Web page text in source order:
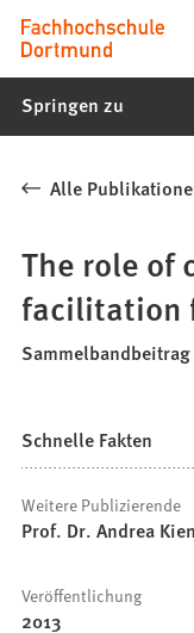
Inhalt anspringen
Dortmund
-
Bewerbung
Springen zu
Alle
The role of
facilitation
Sammelbandbeitrag
Schnelle Fakten
Weitere Publizierende
Prof. Dr. Andrea
Veröffentlichung
2013